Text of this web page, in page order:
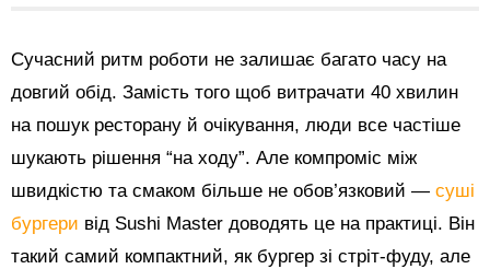
Сучасний ритм роботи не залишає багато часу на
довгий обід. Замість того щоб витрачати 40 хвилин
на пошук ресторану й очікування, люди все частіше
шукають рішення “на ходу”. Але компроміс між
швидкістю та смаком більше не обов’язковий — суші
бургери від Sushi Master доводять це на практиці. Він
такий самий компактний, як бургер зі стріт-фуду, але